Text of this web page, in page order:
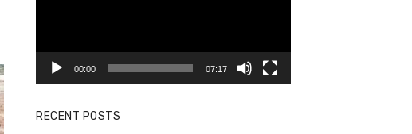
00:00 07:17
RECENT POSTS